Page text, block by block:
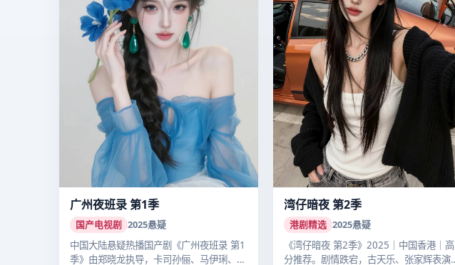
广州夜班录 第1季
国产电视剧 2025悬疑
中国大陆悬疑热播国产剧《广州夜班录 第1
季》由郑晓龙执导，卡司孙俪、马伊琍、李
湾仔暗夜 第2季
港剧精选 2025悬疑
《湾仔暗夜 第2季》2025｜中国香港｜高
分推荐。剧情跌宕，古天乐、张家辉表演